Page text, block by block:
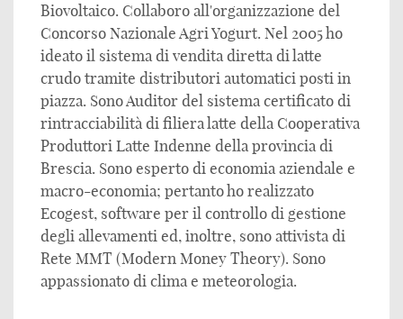
Biovoltaico. Collaboro all'organizzazione del
Concorso Nazionale Agri Yogurt. Nel 2005 ho
ideato il sistema di vendita diretta di latte
crudo tramite distributori automatici posti in
piazza. Sono Auditor del sistema certificato di
rintracciabilità di filiera latte della Cooperativa
Produttori Latte Indenne della provincia di
Brescia. Sono esperto di economia aziendale e
macro-economia; pertanto ho realizzato
Ecogest, software per il controllo di gestione
degli allevamenti ed, inoltre, sono attivista di
Rete MMT (Modern Money Theory). Sono
appassionato di clima e meteorologia.